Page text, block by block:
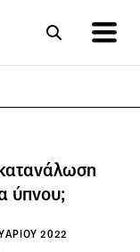
ύπνου;
2022